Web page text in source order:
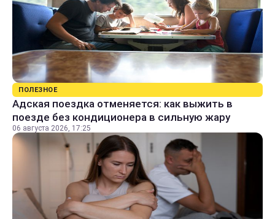
ПОЛЕЗНОЕ
Адская поездка отменяется: как выжить в
поезде без кондиционера в сильную жару
06 августа 2026, 17:25